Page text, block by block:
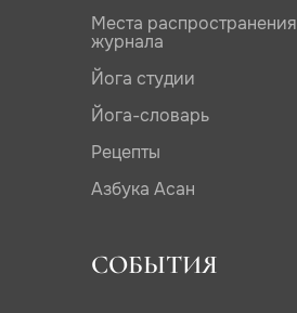
Места распространения
журнала
Йога студии
Йога-словарь
Рецепты
Азбука Асан
СОБЫТИЯ